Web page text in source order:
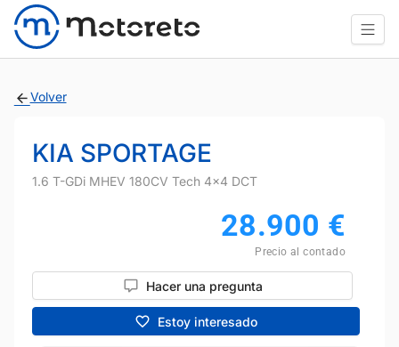
Volver
KIA SPORTAGE
1.6 T-GDi MHEV 180CV Tech 4x4 DCT
28.900 €
Precio al contado
Hacer una pregunta
Estoy interesado